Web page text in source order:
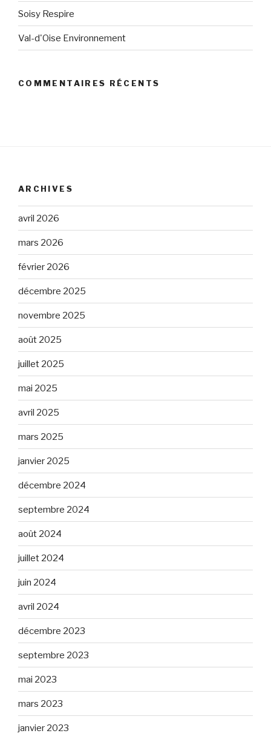
Soisy Respire
Val-d'Oise Environnement
COMMENTAIRES RÉCENTS
ARCHIVES
avril 2026
mars 2026
février 2026
décembre 2025
novembre 2025
août 2025
juillet 2025
mai 2025
avril 2025
mars 2025
janvier 2025
décembre 2024
septembre 2024
août 2024
juillet 2024
juin 2024
avril 2024
décembre 2023
septembre 2023
mai 2023
mars 2023
janvier 2023